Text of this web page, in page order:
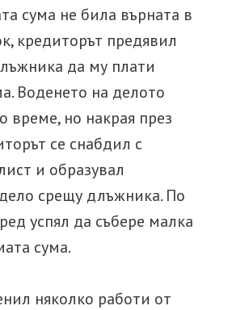
сума не била върната в
кредиторът предявил
да му плати
Воденето на делото
време, но накрая през
се снабдил с
и образувал
срещу длъжника. По
успял да събере малка
сума.
няколко работи от